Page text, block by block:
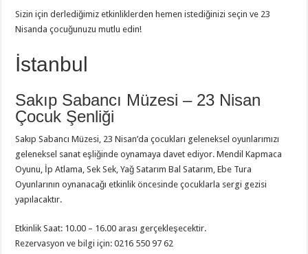
Sizin için derlediğimiz etkinliklerden hemen istediğinizi seçin ve 23
Nisanda çocuğunuzu mutlu edin!
İstanbul
Sakıp Sabancı Müzesi – 23 Nisan
Çocuk Şenliği
Sakıp Sabancı Müzesi, 23 Nisan’da çocukları geleneksel oyunlarımızı
geleneksel sanat eşliğinde oynamaya davet ediyor. Mendil Kapmaca
Oyunu, İp Atlama, Sek Sek, Yağ Satarım Bal Satarım, Ebe Tura
Oyunlarının oynanacağı etkinlik öncesinde çocuklarla sergi gezisi
yapılacaktır.
Etkinlik Saat: 10.00 – 16.00 arası gerçekleşecektir.
Rezervasyon ve bilgi için: 0216 550 97 62